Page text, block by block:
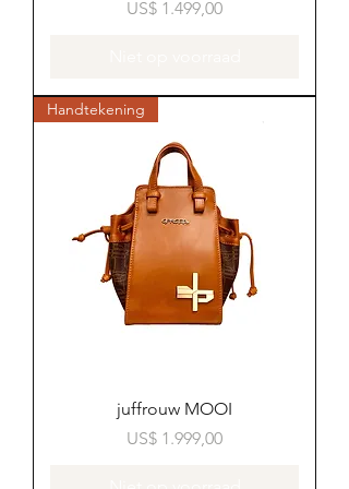
Prijs
US$ 1.499,00
Handtekening
juffrouw MOOI
Prijs
US$ 1.999,00